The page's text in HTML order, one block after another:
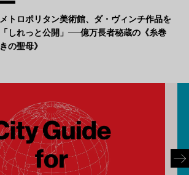
メトロポリタン美術館、ダ・ヴィンチ作品を
「しれっと公開」──億万長者秘蔵の《糸巻
きの聖母》